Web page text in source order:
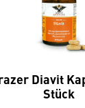
Diavit
Stück